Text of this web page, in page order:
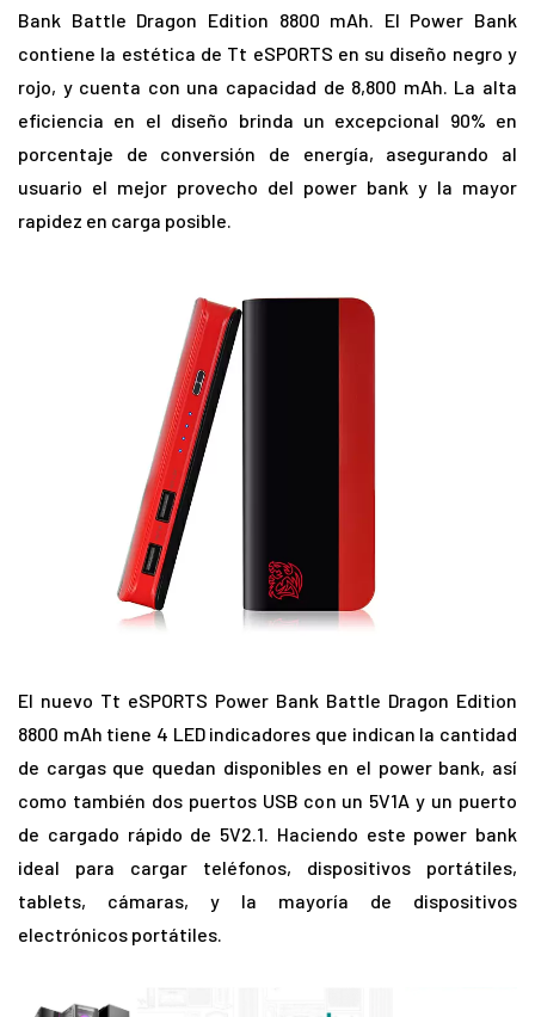
Bank Battle Dragon Edition 8800 mAh. El Power Bank
contiene la estética de Tt eSPORTS en su diseño negro y
rojo, y cuenta con una capacidad de 8,800 mAh. La alta
eficiencia en el diseño brinda un excepcional 90% en
porcentaje de conversión de energía, asegurando al
usuario el mejor provecho del power bank y la mayor
rapidez en carga posible.
El nuevo Tt eSPORTS Power Bank Battle Dragon Edition
8800 mAh tiene 4 LED indicadores que indican la cantidad
de cargas que quedan disponibles en el power bank, así
como también dos puertos USB con un 5V1A y un puerto
de cargado rápido de 5V2.1. Haciendo este power bank
ideal para cargar teléfonos, dispositivos portátiles,
tablets, cámaras, y la mayoría de dispositivos
electrónicos portátiles.